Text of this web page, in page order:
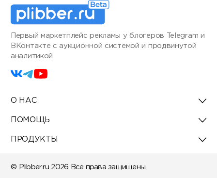
Первый маркетплейс рекламы у блогеров Telegram и
ВКонтакте с аукционной системой и продвинутой
аналитикой
О НАС
ПОМОЩЬ
ПРОДУКТЫ
© Plibber.ru 2026 Все права защищены